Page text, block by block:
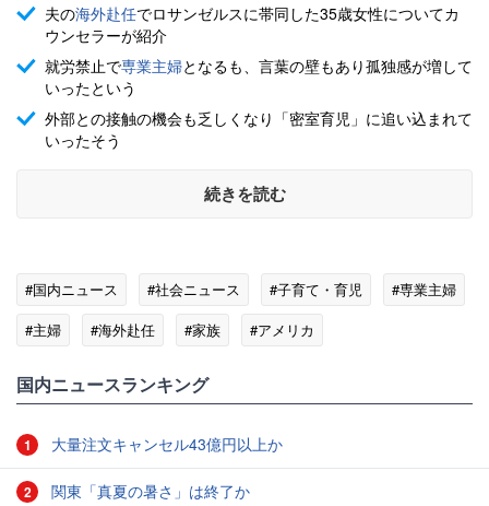
夫の海外赴任でロサンゼルスに帯同した35歳女性についてカ
ウンセラーが紹介
就労禁止で専業主婦となるも、言葉の壁もあり孤独感が増して
いったという
外部との接触の機会も乏しくなり「密室育児」に追い込まれて
いったそう
続きを読む
#国内ニュース #社会ニュース #子育て・育児
#専業主婦
#主婦
#海外赴任 #家族 #アメリカ
国内ニュースランキング
1 大量注文キャンセル43億円以上か
2 関東「真夏の暑さ」は終了か